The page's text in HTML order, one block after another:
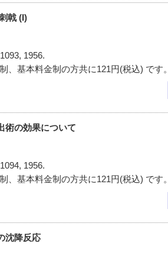
戟 (I)
1956.
、基本料金制の方共に121円(税込) です。
術の効果について
1956.
、基本料金制の方共に121円(税込) です。
沈降反応